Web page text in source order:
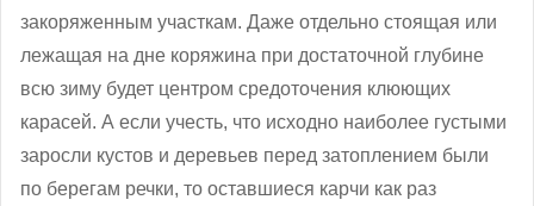
закоряженным участкам. Даже отдельно стоящая или
лежащая на дне коряжина при достаточной глубине
всю зиму будет центром средоточения клюющих
карасей. А если учесть, что исходно наиболее густыми
заросли кустов и деревьев перед затоплением были
по берегам речки, то оставшиеся карчи как раз